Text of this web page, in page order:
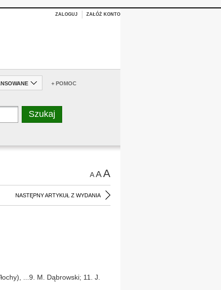
ZALOGUJ ZAŁÓŻ KONTO
+ POMOC
AAA
NASTĘPNY ARTYKUŁ Z WYDANIA
...9. M. Dąbrowski; 11. J.